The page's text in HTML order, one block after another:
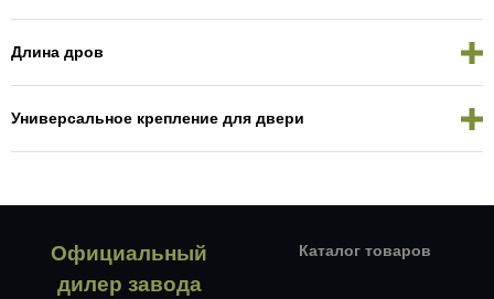
Длина дров
Универсальное крепление для двери
Официальный
дилер завода
Каталог товаров